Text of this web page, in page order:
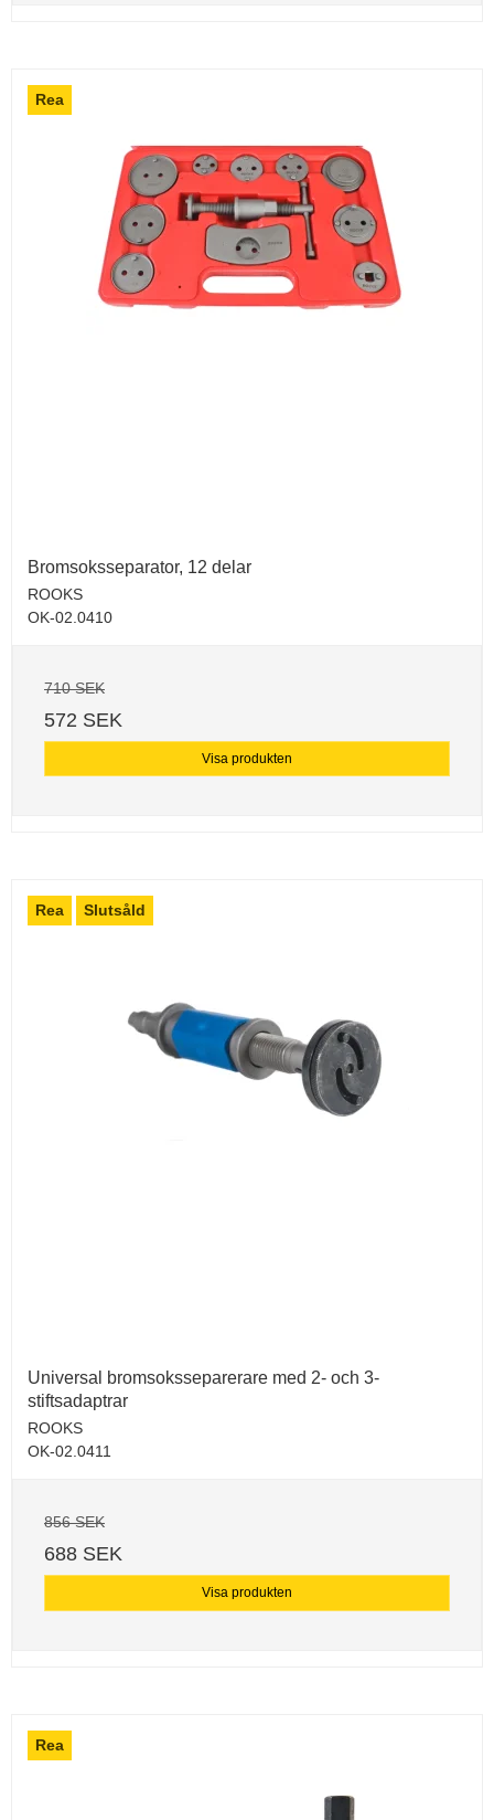
Rea
Bromsoksseparator, 12 delar
ROOKS
OK-02.0410
710 SEK
572 SEK
Visa produkten
Rea Slutsåld
Universal bromsoksseparerare med 2- och 3-
stiftsadaptrar
ROOKS
OK-02.0411
856 SEK
688 SEK
Visa produkten
Rea